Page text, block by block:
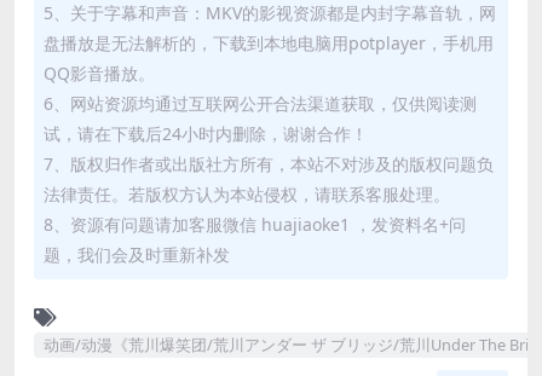
5、关于字幕和声音：MKV的影视资源都是内封字幕音轨，网
盘播放是无法解析的，下载到本地电脑用potplayer，手机用
QQ影音播放。
6、网站资源均通过互联网公开合法渠道获取，仅供阅读测
试，请在下载后24小时内删除，谢谢合作！
7、版权归作者或出版社方所有，本站不对涉及的版权问题负
法律责任。若版权方认为本站侵权，请联系客服处理。
8、资源有问题请加客服微信 huajiaoke1 ，发资料名+问
题，我们会及时重新补发
动画/动漫《荒川爆笑团/荒川アンダー ザ ブリッジ/荒川Under The